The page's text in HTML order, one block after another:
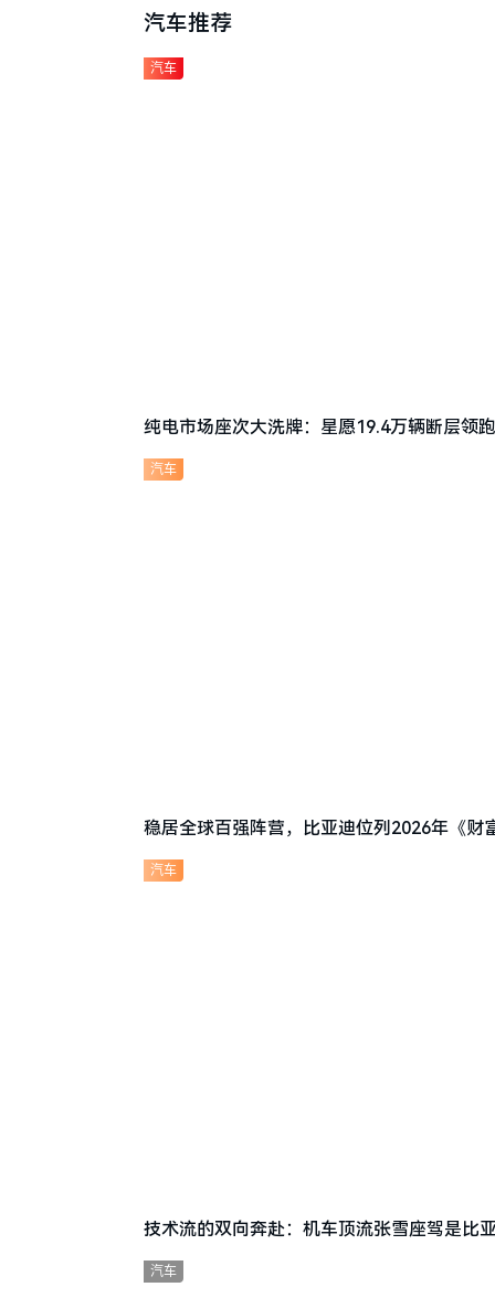
汽车推荐
纯电市场座次大洗牌：星愿19.4万辆断层领
汽车
稳居全球百强阵营，比亚迪位列2026年《财
汽车
技术流的双向奔赴：机车顶流张雪座驾是比
汽车
汽车